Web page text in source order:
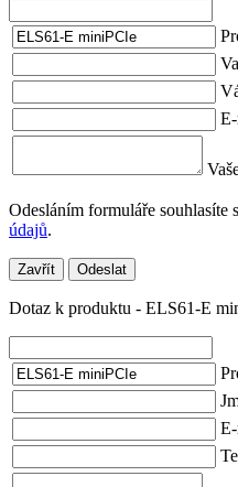
Odesláním formuláře souhlasíte
údajů.
Zavřít Odeslat
Dotaz k produktu - ELS61-E